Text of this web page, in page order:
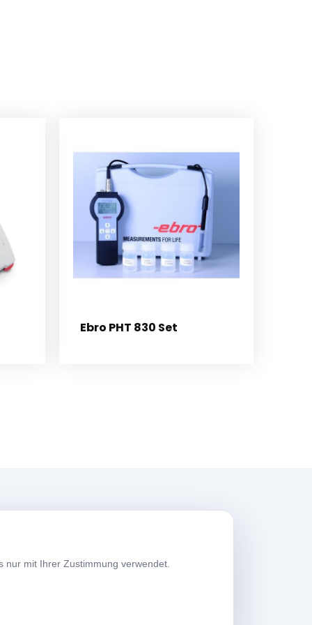
Ebro PHT 830 Set
mit Ihrer Zustimmung verwendet.